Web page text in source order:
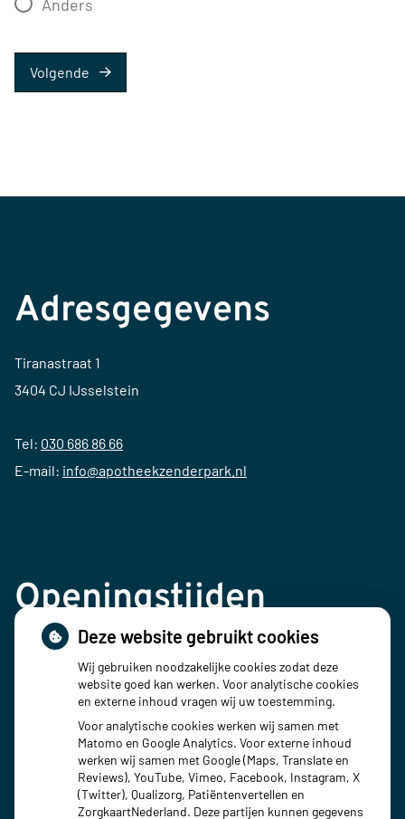
Anders
Volgende
Adresgegevens
Tiranastraat 1
3404 CJ IJsselstein
Tel: 030 686 86 66
E-mail: info@apotheekzenderpark.nl
Openingstijden
Maandag:
08:00 - 18:00
08:00 - 18:00
Woensdag:
08:00 - 18:00
08:00 - 18:00
08:00 - 18:00
Deze website gebruikt cookies
Wij gebruiken noodzakelijke cookies zodat deze
website goed kan werken. Voor analytische cookies
en externe inhoud vragen wij uw toestemming.
Voor analytische cookies werken wij samen met
Matomo en Google Analytics. Voor externe inhoud
werken wij samen met Google (Maps, Translate en
Reviews), YouTube, Vimeo, Facebook, Instagram, X
(Twitter), Qualizorg, Patiëntenvertellen en
ZorgkaartNederland. Deze partijen kunnen gegevens